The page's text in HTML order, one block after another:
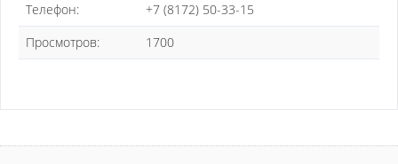
Телефон:
+7 (8172) 50-33-15
Просмотров:
1700